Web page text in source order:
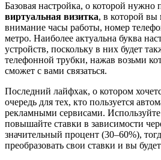
Базовая настройка, о которой
виртуальная визитка, в которой вы
внимание часы работы, номер
метро. Наиболее актуальна буква
устройств, поскольку в них будет
телефонной трубки, нажав возьми
сможет с вами связаться.
Последний лайфхак, о котором
очередь для тех, кто пользуется
рекламными сервисами. Используйте
повышайте ставки в зависимости
значительный процент (30–60%),
преобразовать свои ставки и вы